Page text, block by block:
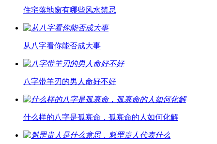
住宅落地窗有哪些风水禁忌
从八字看你能否成大事
八字带羊刃的男人命好不好
什么样的八字是孤寡命，孤寡命的人如何化解